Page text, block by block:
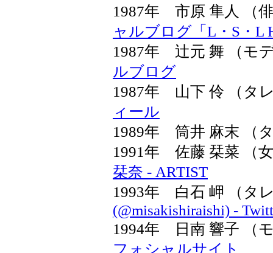
1987年 市原 隼人
ャルブログ「L・S・L
1987年 辻元 舞 （
ルブログ
1987年 山下 伶 （
ィール
1989年 筒井 麻末 （
1991年 佐藤 栞菜
栞奈 - ARTIST
1993年 白石 岬 （
(@misakishiraishi) -
1994年 日南 響子
フォシャルサイト